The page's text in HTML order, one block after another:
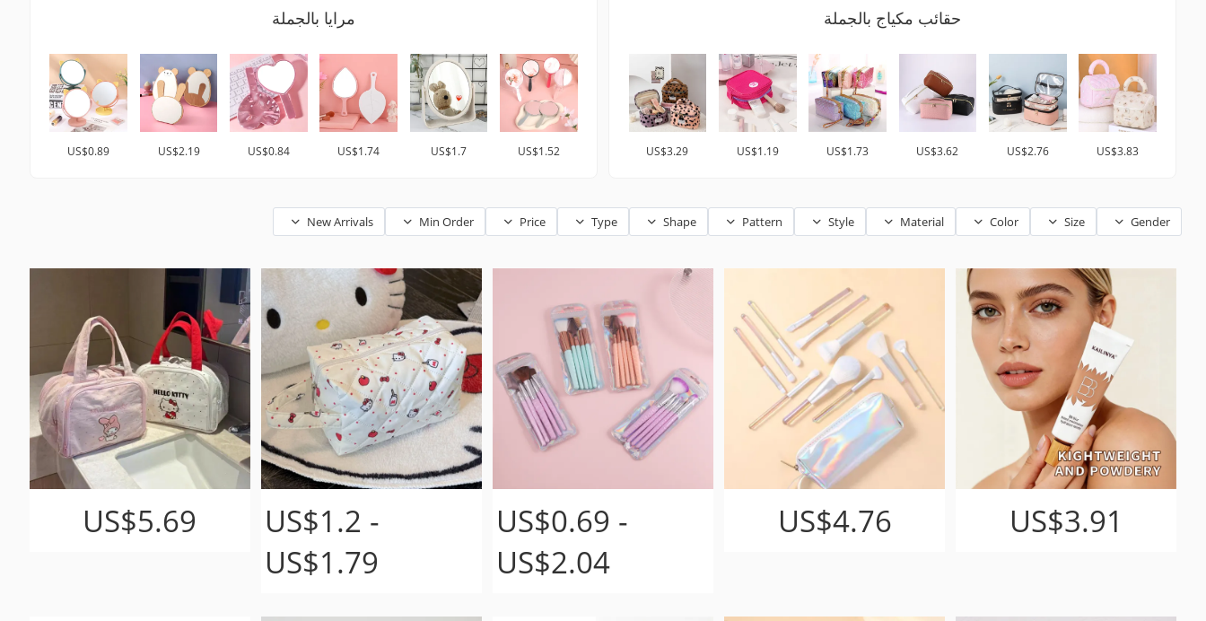
حقائب مكياج بالجملة
US$3.83
US$2.76
US$3.62
US$1.73
US$1.19
US$3.29
مرايا بالجملة
US$1.52
US$1.7
US$1.74
US$0.84
US$2.19
US$0.89
Gender
Size
Color
Material
Style
Pattern
Shape
Type
Price
Min Order
New Arrivals
US$3.91
US$4.76
US$0.69 -
US$2.04
US$1.2 -
US$1.79
US$5.69